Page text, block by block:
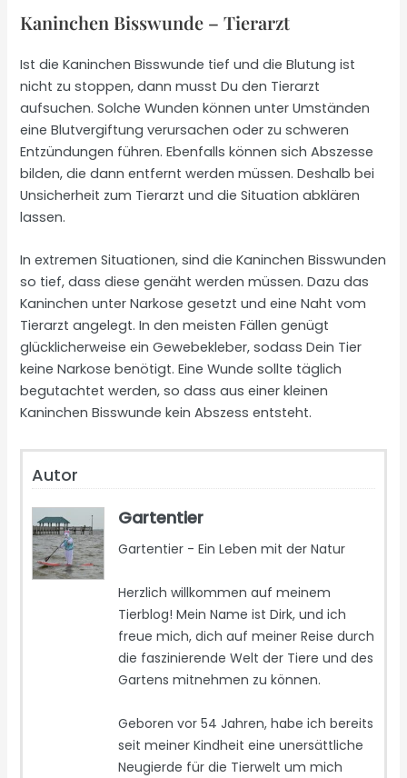
Kaninchen Bisswunde – Tierarzt
Ist die Kaninchen Bisswunde tief und die Blutung ist
nicht zu stoppen, dann musst Du den Tierarzt
aufsuchen. Solche Wunden können unter Umständen
eine Blutvergiftung verursachen oder zu schweren
Entzündungen führen. Ebenfalls können sich Abszesse
bilden, die dann entfernt werden müssen. Deshalb bei
Unsicherheit zum Tierarzt und die Situation abklären
lassen.
In extremen Situationen, sind die Kaninchen Bisswunden
so tief, dass diese genäht werden müssen. Dazu das
Kaninchen unter Narkose gesetzt und eine Naht vom
Tierarzt angelegt. In den meisten Fällen genügt
glücklicherweise ein Gewebekleber, sodass Dein Tier
keine Narkose benötigt. Eine Wunde sollte täglich
begutachtet werden, so dass aus einer kleinen
Kaninchen Bisswunde kein Abszess entsteht.
Autor
Gartentier
Gartentier - Ein Leben mit der Natur
Herzlich willkommen auf meinem
Tierblog! Mein Name ist Dirk, und ich
freue mich, dich auf meiner Reise durch
die faszinierende Welt der Tiere und des
Gartens mitnehmen zu können.
Geboren vor 54 Jahren, habe ich bereits
seit meiner Kindheit eine unersättliche
Neugierde für die Tierwelt um mich